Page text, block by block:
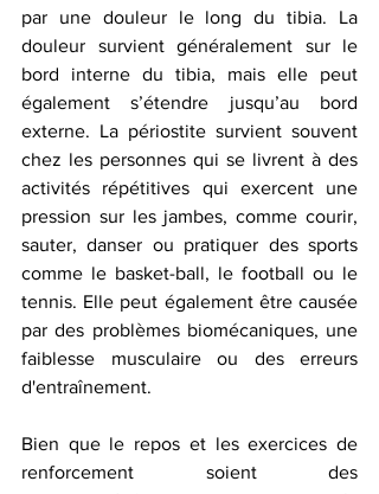
par une douleur le long du tibia. La
douleur survient généralement sur le
bord interne du tibia, mais elle peut
également s’étendre jusqu’au bord
externe. La périostite survient souvent
chez les personnes qui se livrent à des
activités répétitives qui exercent une
pression sur les jambes, comme courir,
sauter, danser ou pratiquer des sports
comme le basket-ball, le football ou le
tennis. Elle peut également être causée
par des problèmes biomécaniques, une
faiblesse musculaire ou des erreurs
d'entraînement.
Bien que le repos et les exercices de
renforcement soient des